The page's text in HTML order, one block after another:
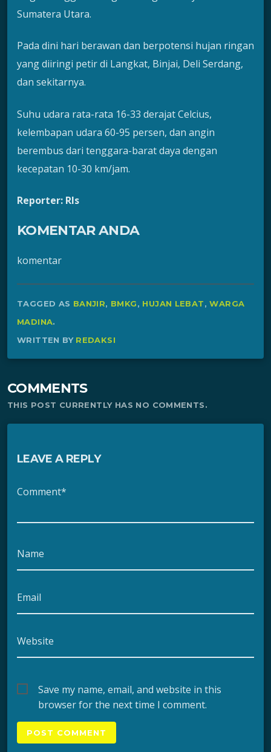
Sumatera Utara.
Pada dini hari berawan dan berpotensi hujan ringan
yang diiringi petir di Langkat, Binjai, Deli Serdang,
dan sekitarnya.
Suhu udara rata-rata 16-33 derajat Celcius,
kelembapan udara 60-95 persen, dan angin
berembus dari tenggara-barat daya dengan
kecepatan 10-30 km/jam.
Reporter: Rls
KOMENTAR ANDA
komentar
TAGGED AS BANJIR, BMKG, HUJAN LEBAT,WARGA
MADINA.
WRITTEN BY REDAKSI
COMMENTS
THIS POST CURRENTLY HAS NO COMMENTS.
LEAVE A REPLY
Comment*
Name
Email
Website
Save my name, email, and website in this
browser for the next time I comment.